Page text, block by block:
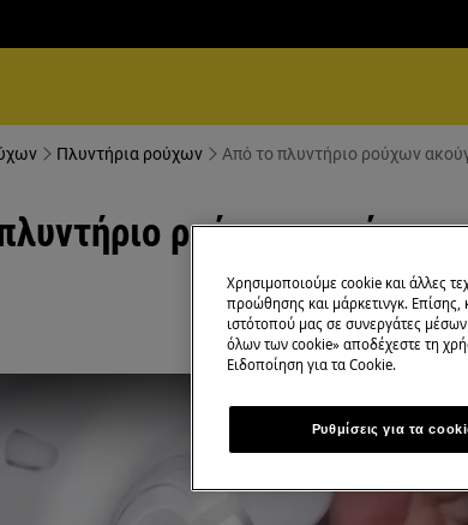
Πλυντήρια ρούχων Από το πλυντήριο ρούχων
ρούχων
Χρησιμοποιούμε cookie και άλλες
προώθησης και μάρκετινγκ.
ιστότοπού μας σε συνεργάτες
όλων των cookie» αποδέχεστε τη
Ειδοποίηση για τα Cookie.
Ρυθμίσεις για τα